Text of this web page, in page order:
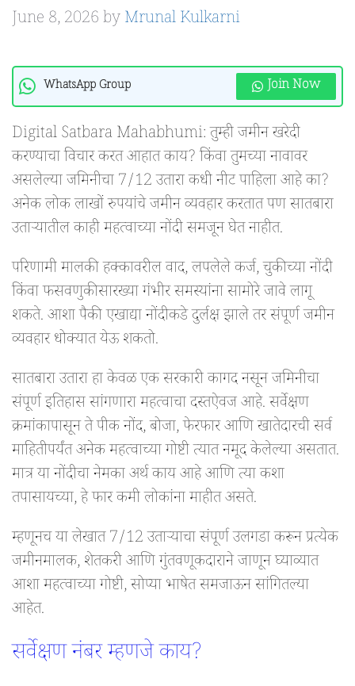
June 8, 2026byMrunal Kulkarni
WhatsApp Group Join Now
Digital Satbara Mahabhumi: तुम्ही जमीन खरेदी
करण्याचा विचार करत आहात काय? किंवा तुमच्या नावावर
असलेल्या जमिनीचा 7/12 उतारा कधी नीट पाहिला आहे का?
अनेक लोक लाखों रुपयांचे जमीन व्यवहार करतात पण सातबारा
उताऱ्यातील काही महत्वाच्या नोंदी समजून घेत नाहीत.
परिणामी मालकी हक्कावरील वाद, लपलेले कर्ज, चुकीच्या नोंदी
किंवा फसवणुकीसारख्या गंभीर समस्यांना सामोरे जावे लागू
शकते. आशा पैकी एखाद्या नोंदीकडे दुर्लक्ष झाले तर संपूर्ण जमीन
व्यवहार धोक्यात येऊ शकतो.
सातबारा उतारा हा केवळ एक सरकारी कागद नसून जमिनीचा
संपूर्ण इतिहास सांगणारा महत्वाचा दस्तऐवज आहे. सर्वेक्षण
क्रमांकापासून ते पीक नोंद, बोजा, फेरफार आणि खातेदारची सर्व
माहितीपर्यंत अनेक महत्वाच्या गोष्टी त्यात नमूद केलेल्या असतात.
मात्र या नोंदीचा नेमका अर्थ काय आहे आणि त्या कशा
तपासायच्या, हे फार कमी लोकांना माहीत असते.
म्हणूनच या लेखात 7/12 उताऱ्याचा संपूर्ण उलगडा करून प्रत्येक
जमीनमालक, शेतकरी आणि गुंतवणूकदाराने जाणून घ्याव्यात
आशा महत्वाच्या गोष्टी, सोप्या भाषेत समजाऊन सांगितल्या
आहेत.
सर्वेक्षण नंबर म्हणजे काय?